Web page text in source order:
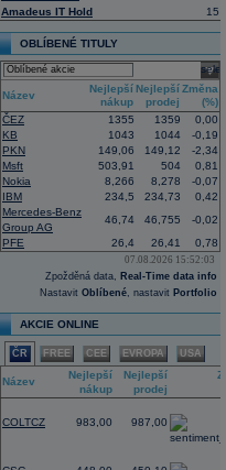
Amadeus IT Hold
15
OBLÍBENÉ TITULY
select
Název
Nejlepší
nákup
Nejlepší
prodej
Změna
(%)
ČEZ
1355 1359
0,00
KB
1043 1044
-0,19
PKN
149,06 149,12
-2,34
Msft
503,91 504
0,81
Nokia
8,266 8,278
-0,07
IBM
234,5 234,73
0,42
Mercedes-Benz
Group AG
46,74 46,755
-0,02
PFE
26,4 26,41 0,78
07.08.2026 15:52:03
Zpožděná data, Real-Time data info
Nastavit Oblíbené, nastavit Portfolio
AKCIE ONLINE
ČR FREE CEE EVROPA USA
Název
Nejlepší
nákup
Nejlepší
prodej
COLTCZ 983,00 987,00